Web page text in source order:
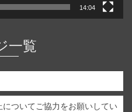
14:04
一覧
ついてご協力をお願いしてい